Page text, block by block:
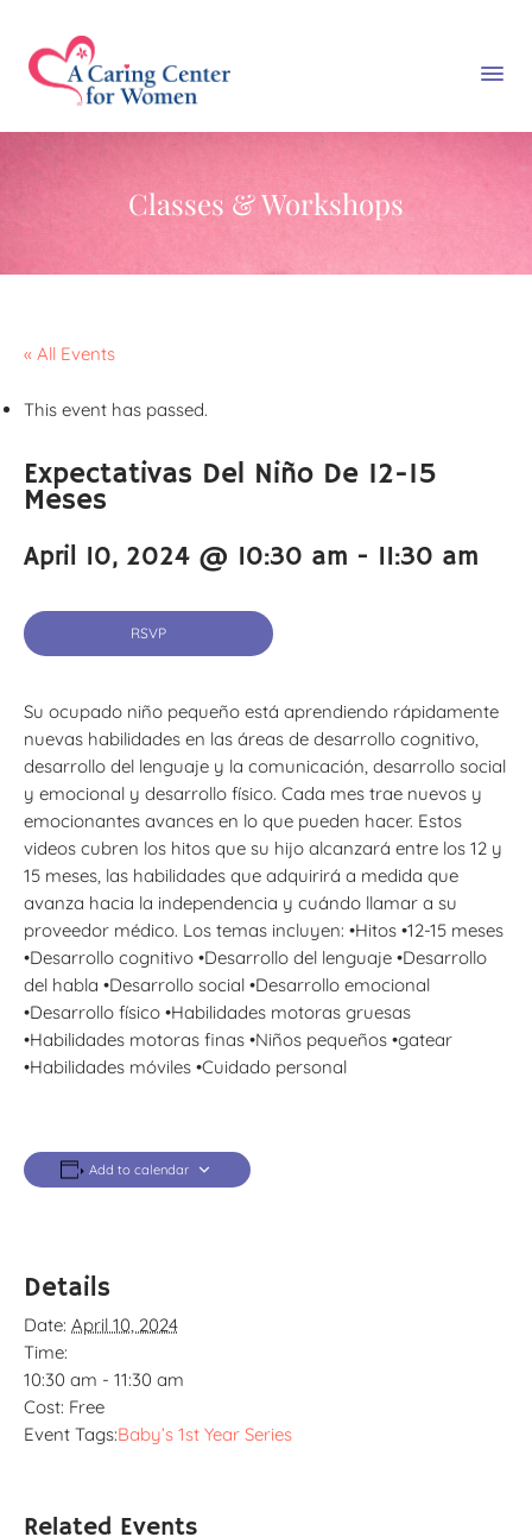
Classes & Workshops
« All Events
This event has passed.
Expectativas Del Niño De 12-15
Meses
April 10, 2024 @ 10:30 am - 11:30 am
RSVP
Su ocupado niño pequeño está aprendiendo rápidamente
nuevas habilidades en las áreas de desarrollo cognitivo,
desarrollo del lenguaje y la comunicación, desarrollo social
y emocional y desarrollo físico. Cada mes trae nuevos y
emocionantes avances en lo que pueden hacer. Estos
videos cubren los hitos que su hijo alcanzará entre los 12 y
15 meses, las habilidades que adquirirá a medida que
avanza hacia la independencia y cuándo llamar a su
proveedor médico. Los temas incluyen: •Hitos •12-15 meses
•Desarrollo cognitivo •Desarrollo del lenguaje •Desarrollo
del habla •Desarrollo social •Desarrollo emocional
•Desarrollo físico •Habilidades motoras gruesas
•Habilidades motoras finas •Niños pequeños •gatear
•Habilidades móviles •Cuidado personal
Add to calendar
Details
Date: April 10, 2024
Time:
10:30 am - 11:30 am
Cost: Free
Event Tags:Baby’s 1st Year Series
Related Events